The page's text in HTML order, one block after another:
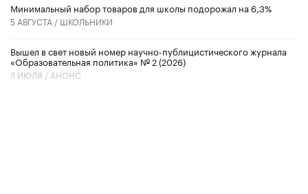
Минимальный набор товаров для школы подорожал на 6,3%
5 АВГУСТА / ШКОЛЬНИКИ
Вышел в свет новый номер научно-публицистического журнала
«Образовательная политика» № 2 (2026)
3 ИЮЛЯ / АНОНС